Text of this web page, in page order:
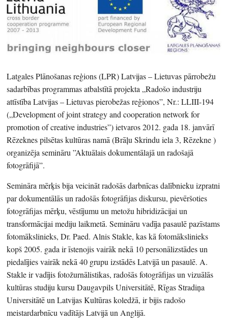
Latgales Plānošanas reģions (LPR) Latvijas – Lietuvas pārrobežu
sadarbības programmas atbalstītā projekta „Radošo industriju
attīstība Latvijas – Lietuvas pierobežas reģionos”, Nr.: LLIII-194
(„Development of joint strategy and cooperation network for
promotion of creative industries”) ietvaros 2012. gada 18. janvārī
Rēzeknes pilsētas kultūras namā (Brāļu Skrindu iela 3, Rēzekne )
organizēja semināru ”Aktuālais dokumentālajā un radošajā
fotogrāfijā”.
Semināra mērķis bija veicināt radošās darbnīcas dalībnieku izpratni
par dokumentālās un radošās fotogrāfijas diskursu, pievēršoties
fotogrāfijas mērķu, vēstījumu un metožu hibridizācijai un
transformācijai mediju laikmetā. Semināru vadīja pasaulē pazīstams
fotomākslinieks, Dr. Paed. Alnis Stakle, kas kā fotomākslinieks
kopš 2005. gada ir īstenojis vairāk nekā 10 personālizstādes un
piedalījies vairāk nekā 40 grupu izstādēs Latvijā un pasaulē. A.
Stakle ir vadījis fotožurnālistikas, radošās fotogrāfijas un vizuālās
kultūras studiju kursu Daugavpils Universitātē, Rīgas Stradiņa
Universitātē un Latvijas Kultūras koledžā, ir bijis radošo
meistardarbnīcu vadītājs Latvijā un Anglijā.